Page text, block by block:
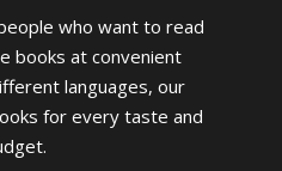
who want to read
books at convenient
languages, our
for every taste and